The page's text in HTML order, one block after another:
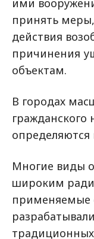
ими
принять
действия
причинения
объектам.
В городах
гражданского
Многие виды
широким
применяемые